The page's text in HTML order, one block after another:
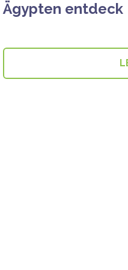
Ägypten entdeck